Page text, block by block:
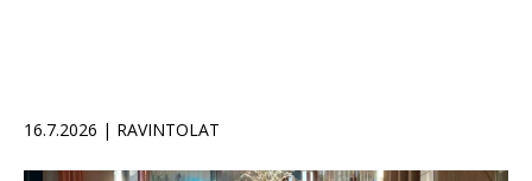
16.7.2026 | RAVINTOLAT